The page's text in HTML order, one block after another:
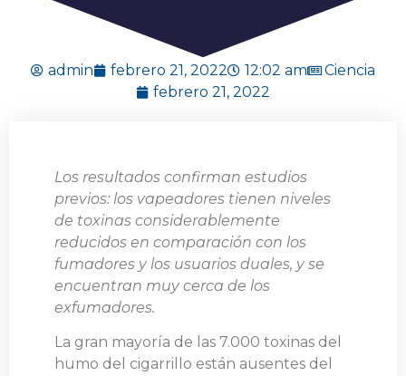
admin febrero 21, 2022 12:02 am
Ciencia
febrero 21, 2022
Los resultados confirman estudios
previos: los vapeadores tienen niveles
de toxinas considerablemente
reducidos en comparación con los
fumadores y los usuarios duales, y se
encuentran muy cerca de los
exfumadores.
La gran mayoría de las 7.000 toxinas del
humo del cigarrillo están ausentes del